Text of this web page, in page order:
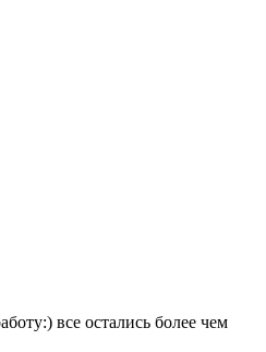
все остались более чем